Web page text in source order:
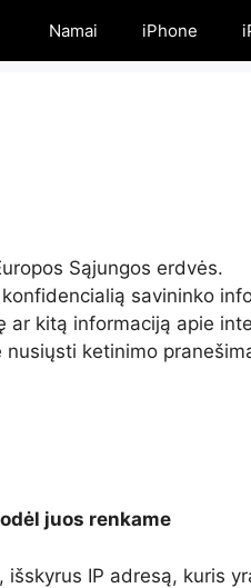
Namai iPhone
Sąjungos erdvės.
savininko
ar kitą informaciją apie
ketinimo
juos renkame
IP adresą, kuris